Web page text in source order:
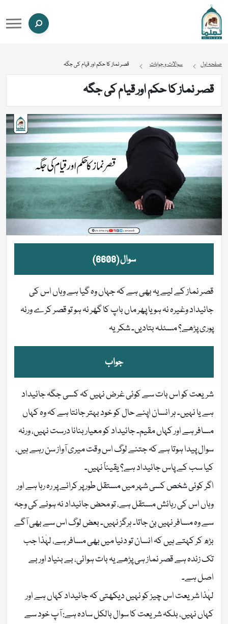
صفحہ اول سوالات و جوابات قصر نماز کا حکم اور قیام کی جگہ
قصر نماز کا حکم اور قیام کی جگہ
سوال (6608)
قصر نماز کے لیے یہ بھی ہے کہ جہاں وہ گیا ہے وہاں اس کی
جائیداد وغیرہ نہ ہو یا پھر ماں باپ کا گھر نہ ہو تو قصر کرے ورنہ
پوری پڑھے؟ مسئلہ بتادیں۔ شکریہ
جواب
شریعت کو اس بات سے کوئی غرض نہیں کہ کسی جگہ جائیداد
ہے یا نہیں۔ ہر انسان اپنے حال کو خود بہتر جانتا ہے کہ وہ کہاں
مسافر ہے اور کہاں مقیم۔ جائیداد کو معیار بنانا درست نہیں، ورنہ
سوال پیدا ہوتا ہے کہ جتنے لوگ اس وقت میری آواز سن رہے ہیں،
کیا سب کے پاس جائیداد ہے؟ یقیناً نہیں۔
اگر کوئی شخص کسی شہر میں مستقل طور پر کرائے پر رہ رہا ہے اور
وہاں اس کی رہائش مستقل ہے، تو محض جائیداد نہ ہونے کی وجہ
سے وہ مسافر نہیں بن جاتا۔ ہرگز نہیں۔ بعض لوگ اس سے بھی آگے
بڑھ کر کہتے ہیں کہ انسان تو دنیا میں بھی مسافر ہے، لہٰذا جب
تک زندہ ہے قصر نماز ہی پڑھے یہ بات ہوائی، بے بنیاد اور بے
اصل ہے۔
لہٰذا شریعت اس چیز کو نہیں دیکھتی کہ جائیداد کہاں ہے اور
کہاں نہیں، بلکہ شریعت کا سوال بالکل سادہ ہے: آپ خود سے